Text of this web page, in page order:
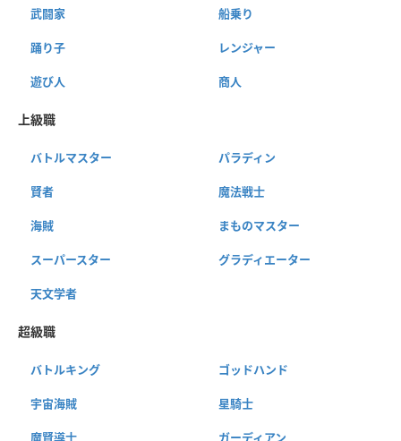
武闘家 船乗り
踊り子 レンジャー
遊び人 商人
上級職
バトルマスター パラディン
賢者 魔法戦士
海賊 まものマスター
スーパースター グラディエーター
天文学者
超級職
バトルキング ゴッドハンド
宇宙海賊 星騎士
魔賢導士 ガーディアン